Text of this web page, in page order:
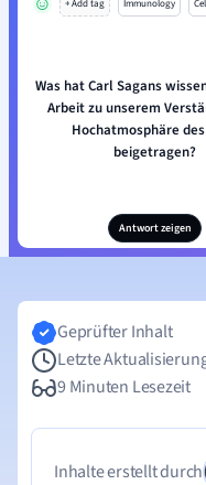
+ Add tag Immunology
Was hat Carl Sagans
Arbeit zu unserem
Hochatmosphäre
beigetragen?
Antwort zeigen
Geprüfter Inhalt
Letzte
9 Minuten Lesezeit
Inhalte erstellt durch